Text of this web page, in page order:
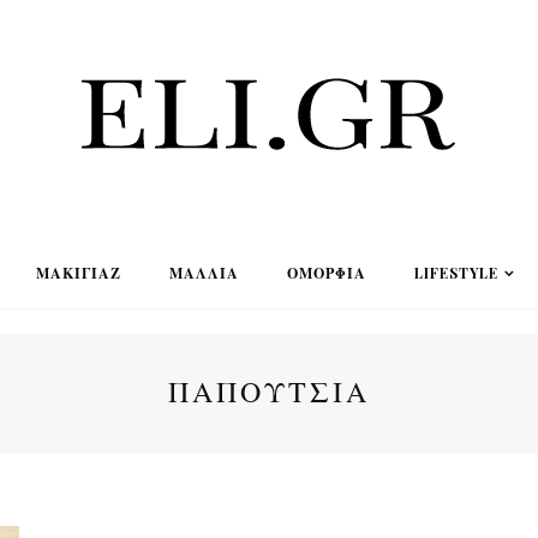
ΜΑΚΙΓΙΆΖ ΜΑΛΛΙΆ ΟΜΟΡΦΙΆ LIFESTYLE
ΠΑΠΟΥΤΣΙΑ